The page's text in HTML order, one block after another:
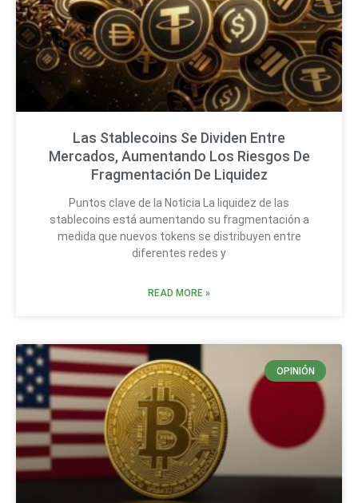
Las Stablecoins Se Dividen Entre
Mercados, Aumentando Los Riesgos De
Fragmentación De Liquidez
Puntos clave de la Noticia La liquidez de las
stablecoins está aumentando su fragmentación a
medida que nuevos tokens se distribuyen entre
diferentes redes y
READ MORE »
OPINIÓN